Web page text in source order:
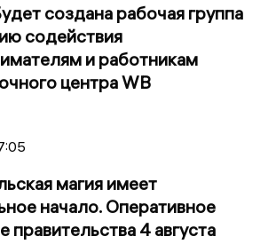
создана рабочая группа
содействия
и работникам
центра WB
магия имеет
начало. Оперативное
правительства 4 августа